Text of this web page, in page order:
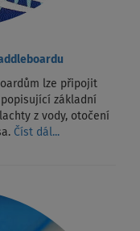
lze připojit
základní
z vody, otočení
Číst dál...